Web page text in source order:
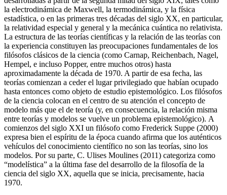
la electrodinámica de Maxwell, la termodinámica, y la física
estadística, o en las primeras tres décadas del siglo XX, en particular,
la relatividad especial y general y la mecánica cuántica no relativista.
La estructura de las teorías científicas y la relación de las teorías con
la experiencia constituyen las preocupaciones fundamentales de los
filósofos clásicos de la ciencia (como Carnap, Reichenbach, Nagel,
Hempel, e incluso Popper, entre muchos otros) hasta
aproximadamente la década de 1970. A partir de esa fecha, las
teorías comienzan a ceder el lugar privilegiado que habían ocupado
hasta entonces como objeto de estudio epistemológico. Los filósofos
de la ciencia colocan en el centro de su atención el concepto de
modelo más que el de teoría (y, en consecuencia, la relación misma
entre teorías y modelos se vuelve un problema epistemológico). A
comienzos del siglo XXI un filósofo como Frederick Suppe (2000)
expresa bien el espíritu de la época cuando afirma que los auténticos
vehículos del conocimiento científico no son las teorías, sino los
modelos. Por su parte, C. Ulises Moulines (2011) categoriza como
“modelística” a la última fase del desarrollo de la filosofía de la
ciencia del siglo XX, aquella que se inicia, precisamente, hacia
1970.